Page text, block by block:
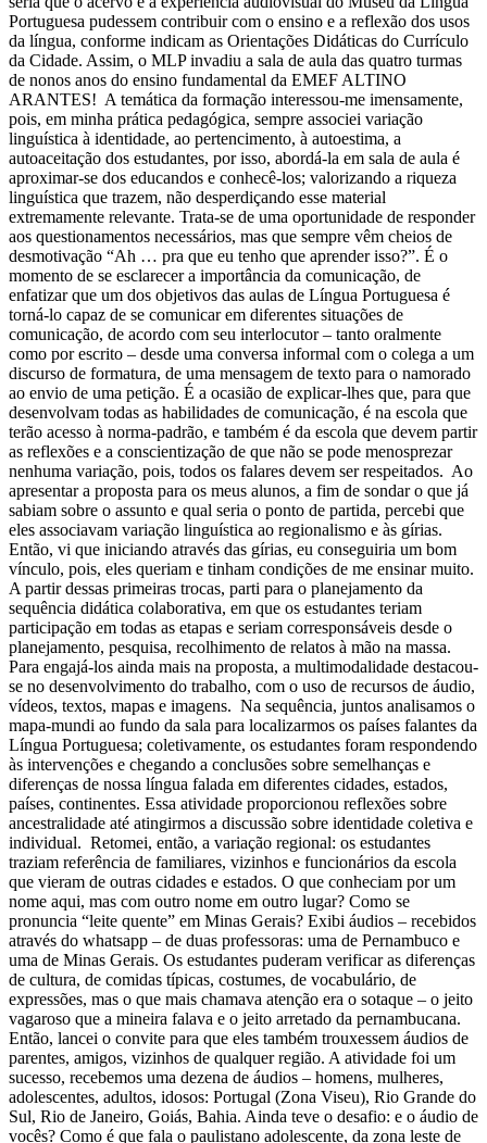
Portuguesa pudessem contribuir com o ensino e a reflexão dos usos
da língua, conforme indicam as Orientações Didáticas do Currículo
da Cidade. Assim, o MLP invadiu a sala de aula das quatro turmas
de nonos anos do ensino fundamental da EMEF ALTINO
ARANTES! A temática da formação interessou-me imensamente,
pois, em minha prática pedagógica, sempre associei variação
linguística à identidade, ao pertencimento, à autoestima, a
autoaceitação dos estudantes, por isso, abordá-la em sala de aula é
aproximar-se dos educandos e conhecê-los; valorizando a riqueza
linguística que trazem, não desperdiçando esse material
extremamente relevante. Trata-se de uma oportunidade de responder
aos questionamentos necessários, mas que sempre vêm cheios de
desmotivação “Ah … pra que eu tenho que aprender isso?”. É o
momento de se esclarecer a importância da comunicação, de
enfatizar que um dos objetivos das aulas de Língua Portuguesa é
torná-lo capaz de se comunicar em diferentes situações de
comunicação, de acordo com seu interlocutor – tanto oralmente
como por escrito – desde uma conversa informal com o colega a um
discurso de formatura, de uma mensagem de texto para o namorado
ao envio de uma petição. É a ocasião de explicar-lhes que, para que
desenvolvam todas as habilidades de comunicação, é na escola que
terão acesso à norma-padrão, e também é da escola que devem partir
as reflexões e a conscientização de que não se pode menosprezar
nenhuma variação, pois, todos os falares devem ser respeitados. Ao
apresentar a proposta para os meus alunos, a fim de sondar o que já
sabiam sobre o assunto e qual seria o ponto de partida, percebi que
eles associavam variação linguística ao regionalismo e às gírias.
Então, vi que iniciando através das gírias, eu conseguiria um bom
vínculo, pois, eles queriam e tinham condições de me ensinar muito.
A partir dessas primeiras trocas, parti para o planejamento da
sequência didática colaborativa, em que os estudantes teriam
participação em todas as etapas e seriam corresponsáveis desde o
planejamento, pesquisa, recolhimento de relatos à mão na massa.
Para engajá-los ainda mais na proposta, a multimodalidade destacou-
se no desenvolvimento do trabalho, com o uso de recursos de áudio,
vídeos, textos, mapas e imagens. Na sequência, juntos analisamos o
mapa-mundi ao fundo da sala para localizarmos os países falantes da
Língua Portuguesa; coletivamente, os estudantes foram respondendo
às intervenções e chegando a conclusões sobre semelhanças e
diferenças de nossa língua falada em diferentes cidades, estados,
países, continentes. Essa atividade proporcionou reflexões sobre
ancestralidade até atingirmos a discussão sobre identidade coletiva e
individual. Retomei, então, a variação regional: os estudantes
traziam referência de familiares, vizinhos e funcionários da escola
que vieram de outras cidades e estados. O que conheciam por um
nome aqui, mas com outro nome em outro lugar? Como se
pronuncia “leite quente” em Minas Gerais? Exibi áudios – recebidos
através do whatsapp – de duas professoras: uma de Pernambuco e
uma de Minas Gerais. Os estudantes puderam verificar as diferenças
de cultura, de comidas típicas, costumes, de vocabulário, de
expressões, mas o que mais chamava atenção era o sotaque – o jeito
vagaroso que a mineira falava e o jeito arretado da pernambucana.
Então, lancei o convite para que eles também trouxessem áudios de
parentes, amigos, vizinhos de qualquer região. A atividade foi um
sucesso, recebemos uma dezena de áudios – homens, mulheres,
adolescentes, adultos, idosos: Portugal (Zona Viseu), Rio Grande do
Sul, Rio de Janeiro, Goiás, Bahia. Ainda teve o desafio: e o áudio de
vocês? Como é que fala o paulistano adolescente, da zona leste de